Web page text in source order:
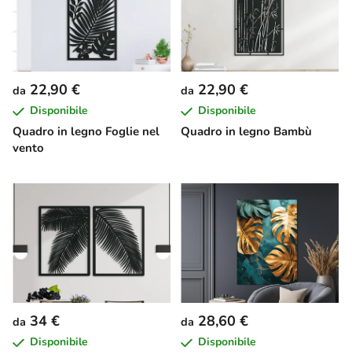
Quadro in legno Foglie nel
vento
da 22,90 €
Disponibile
Quadro in legno Bambù
da 22,90 €
Disponibile
da 34 €
Disponibile
da 28,60 €
Disponibile